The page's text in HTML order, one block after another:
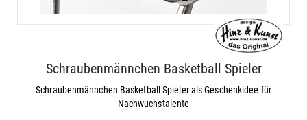
Schraubenmännchen Basketball Spieler
Schraubenmännchen Basketball Spieler als Geschenkidee für
Nachwuchstalente